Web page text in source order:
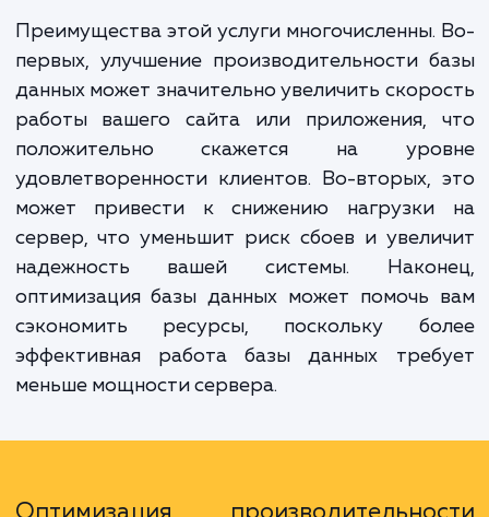
оптимизацией запросов и
конфигурации сервера, но и
комплексного аудита,
идентифицировать узкие места и
для улучшения.
Преимущества этой услуги
первых, улучшение производительности
данных может значительно увеличить
работы вашего сайта или приложения,
положительно скажется на
удовлетворенности клиентов. Во-вторых,
сервер, что уменьшит риск сбоев и
оптимизация базы данных может помочь